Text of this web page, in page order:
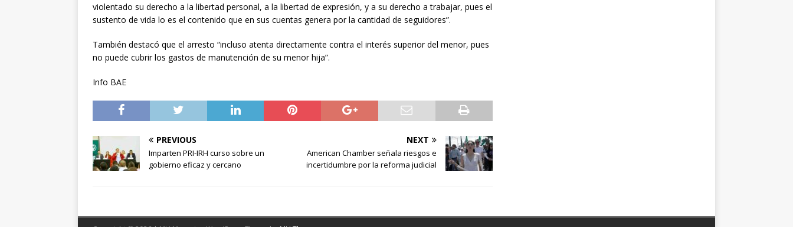
violentado su derecho a la libertad personal, a la libertad de expresión, y a su derecho a trabajar, pues el
sustento de vida lo es el contenido que en sus cuentas genera por la cantidad de seguidores”.
También destacó que el arresto “incluso atenta directamente contra el interés superior del menor, pues
no puede cubrir los gastos de manutención de su menor hija”.
Info BAE
PREVIOUS
Imparten PRI-IRH curso sobre un
gobierno eficaz y cercano
NEXT
American Chamber señala riesgos e
incertidumbre por la reforma judicial